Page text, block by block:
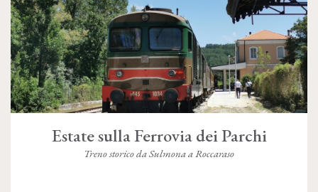
Estate sulla Ferrovia dei Parchi
Treno storico da Sulmona a Roccaraso